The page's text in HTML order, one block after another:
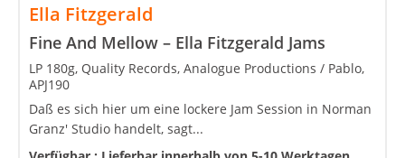
Ella Fitzgerald
Fine And Mellow – Ella Fitzgerald Jams
LP 180g, Quality Records, Analogue Productions / Pablo,
APJ190
Daß es sich hier um eine lockere Jam Session in Norman
Granz' Studio handelt, sagt...